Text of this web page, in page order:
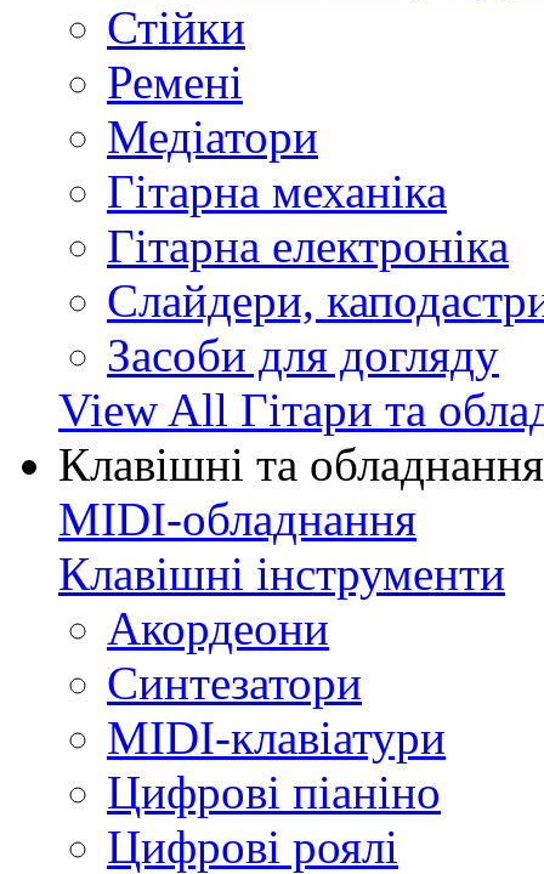
Стійки
Ремені
Медіатори
Гітарна механіка
Гітарна електроніка
Слайдери,
Засоби для догляду
View All Гітари та
Клавішні та обладнання
MIDI-обладнання
Клавішні інструменти
Акордеони
Синтезатори
MIDI-клавіатури
Цифрові піаніно
Цифрові роялі